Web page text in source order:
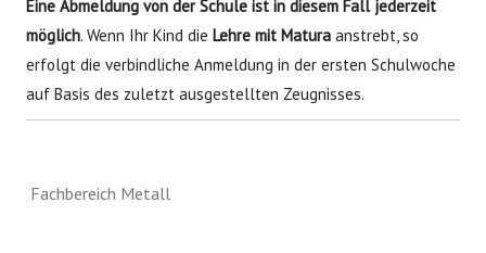
Eine Abmeldung von der Schule ist in diesem Fall jederzeit
möglich. Wenn Ihr Kind die Lehre mit Maturaanstrebt, so
erfolgt die verbindliche Anmeldung in der ersten Schulwoche
auf Basis des zuletzt ausgestellten Zeugnisses.
Fachbereich Metall